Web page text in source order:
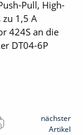
Pull, High-
1,5 A
424S an die
DT04-6P
nächster
Artikel